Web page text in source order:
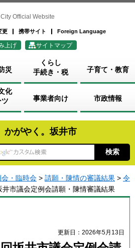
Official Website
更 携帯サイト Foreign Language
上げ サイトマップ
災
くらし
手続き・税
子育て・教育
化
ツ
事業者向け 市政情報
かがやく。坂井市
会・臨時会 > 請願・陳情の審議結果 > 令
市議会定例会請願・陳情審議結果
更新日：2026年5月13日